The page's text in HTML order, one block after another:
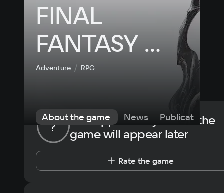
FINAL
FANTASY
RESONANCE
Adventure RPG
About the game News Publications
?
The opportunity to rate the
game will appear later
Rate the game